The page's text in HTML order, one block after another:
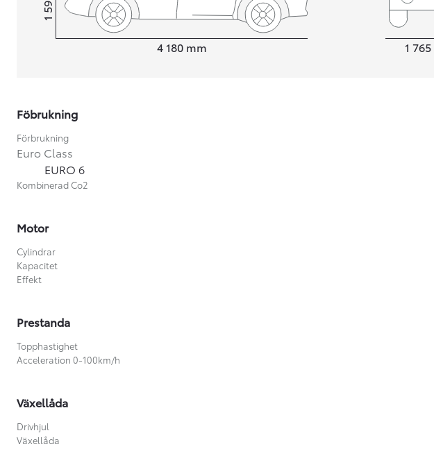
Från 599 900 kr
Nya Corolla Cross
HYBRID
4 180 mm
Height1 595
1 765
Föbrukning
Förbrukning
Euro Class
EURO 6
Kombinerad Co2
Motor
Cylindrar
Kapacitet
Effekt
Prestanda
Topphastighet
Acceleration 0-100km/h
Växellåda
Drivhjul
Växellåda